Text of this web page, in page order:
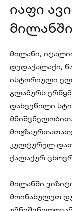
იაფი
მილანში
მილანი,
დედაქალაქი,
ისტორიული
გლამურს
დახვეწილი
კულტურულ
ქალაქურ
მილანში
მოინახულეთ